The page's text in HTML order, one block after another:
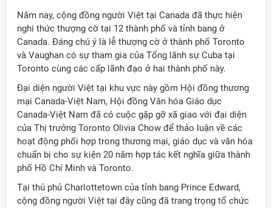
Năm nay, cộng đồng người Việt tại Canada đã thực hiện
nghi thức thượng cờ tại 12 thành phố và tỉnh bang ở
Canada. Đáng chú ý là lễ thượng cờ ở thành phố Toronto
và Vaughan có sự tham gia của Tổng lãnh sự Cuba tại
Toronto cùng các cấp lãnh đạo ở hai thành phố này.
Đại diện người Việt tại khu vực này gồm Hội đồng thương
mại Canada-Việt Nam, Hội đồng Văn hóa Giáo dục
Canada-Việt Nam đã có cuộc gặp gỡ xã giao với đại diện
của Thị trưởng Toronto Olivia Chow để thảo luận về các
hoạt động phối hợp trong thương mại, giáo dục và văn hóa
chuẩn bị cho sự kiện 20 năm hợp tác kết nghĩa giữa thành
phố Hồ Chí Minh và Toronto.
Tại thủ phủ Charlottetown của tỉnh bang Prince Edward,
cộng đồng người Việt tại đây cũng đã trang trọng tổ chức